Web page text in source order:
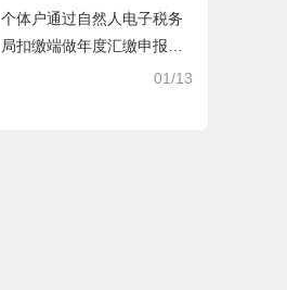
个体户通过自然人电子税务
局扣缴端做年度汇缴申报税
时显示要交税，不是可以免
01/13